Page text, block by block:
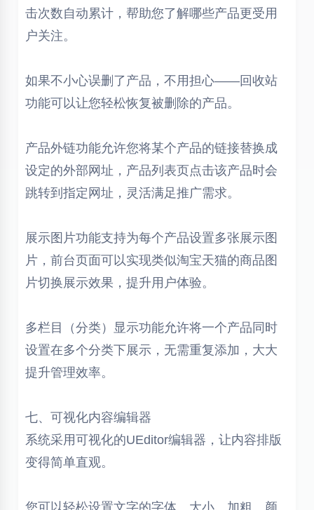
击次数自动累计，帮助您了解哪些产品更受用
户关注。
如果不小心误删了产品，不用担心——回收站
功能可以让您轻松恢复被删除的产品。
产品外链功能允许您将某个产品的链接替换成
设定的外部网址，产品列表页点击该产品时会
跳转到指定网址，灵活满足推广需求。
展示图片功能支持为每个产品设置多张展示图
片，前台页面可以实现类似淘宝天猫的商品图
片切换展示效果，提升用户体验。
多栏目（分类）显示功能允许将一个产品同时
设置在多个分类下展示，无需重复添加，大大
提升管理效率。
七、可视化内容编辑器
系统采用可视化的UEditor编辑器，让内容排版
变得简单直观。